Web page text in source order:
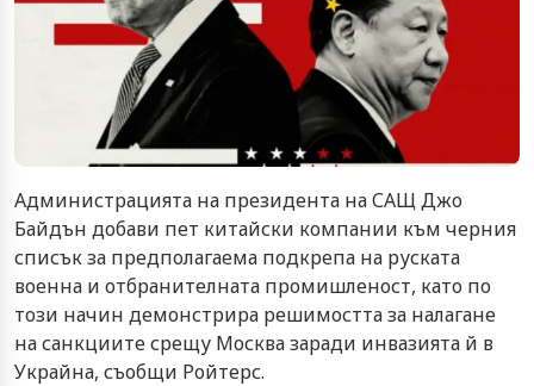
Администрацията на президента на САЩ Джо
Байдън добави пет китайски компании към черния
списък за предполагаема подкрепа на руската
военна и отбранителната промишленост, като по
този начин демонстрира решимостта за налагане
на санкциите срещу Москва заради инвазията й в
Украйна, съобщи Ройтерс.